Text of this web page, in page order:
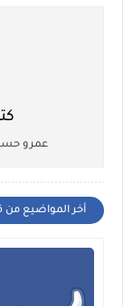
عمرو
أخر المواضيع من